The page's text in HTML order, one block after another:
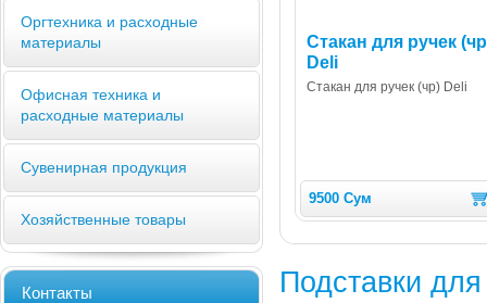
Оргтехника и расходные
материалы
Офисная техника и
расходные материалы
Сувенирная продукция
Хозяйственные товары
Контакты
Стакан для ручек
Deli
Стакан для ручек (чр) Deli
9500 Сум
Подставки для